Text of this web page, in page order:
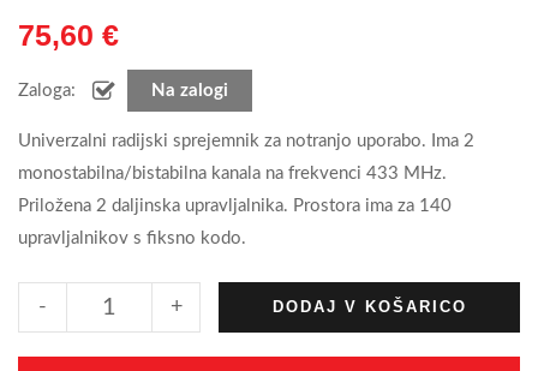
75,60 €
Zaloga: Na zalogi
Univerzalni radijski sprejemnik za notranjo uporabo. Ima 2
monostabilna/bistabilna kanala na frekvenci 433 MHz.
Priložena 2 daljinska upravljalnika. Prostora ima za 140
upravljalnikov s fiksno kodo.
+
- DODAJ V KOŠARICO